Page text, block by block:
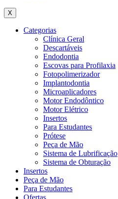
X
Categorias
Clínica Geral
Descartáveis
Endodontia
Escovas para Profilaxia
Fotopolimerizador
Implantodontia
Microaplicadores
Motor Endodôntico
Motor Elétrico
Insertos
Para Estudantes
Prótese
Peça de Mão
Sistema de Lubrificação
Sistema de Obturação
Insertos
Peça de Mão
Para Estudantes
Ofertas